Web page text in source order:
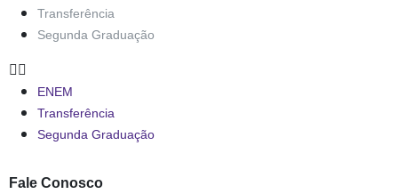
Transferência
Segunda Graduação
ENEM
Transferência
Segunda Graduação
Fale Conosco